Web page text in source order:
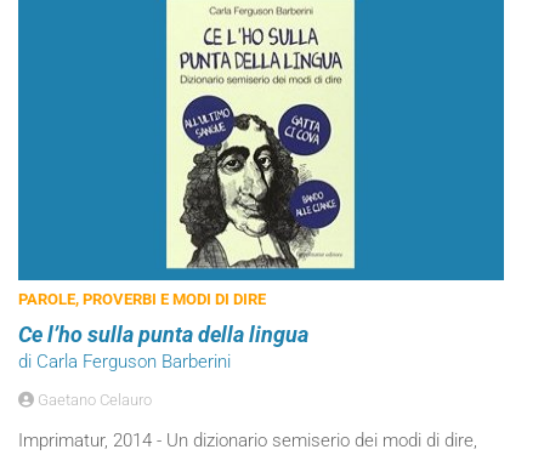
PAROLE, PROVERBI E MODI DI DIRE
Ce l’ho sulla punta della lingua
di Carla Ferguson Barberini
Gaetano Celauro
Imprimatur, 2014 - Un dizionario semiserio dei modi di dire,